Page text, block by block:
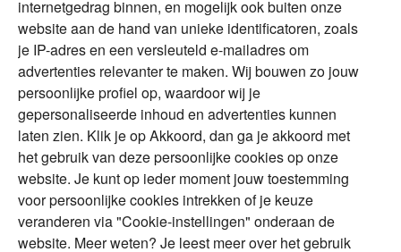
DGA
Erfenis
The Exit Years
Contact
Alles voor en over vermogenden.
Over ABN AMRO Veiligheid
Privacy & Cookies
Toegankelijkheid
Disclaimer RSS
internetgedrag binnen, en mogelijk ook buiten onze
website aan de hand van unieke identificatoren, zoals
je IP-adres en een versleuteld e-mailadres om
advertenties relevanter te maken. Wij bouwen zo jouw
persoonlijke profiel op, waardoor wij je
gepersonaliseerde inhoud en advertenties kunnen
laten zien. Klik je op Akkoord, dan ga je akkoord met
het gebruik van deze persoonlijke cookies op onze
website. Je kunt op ieder moment jouw toestemming
voor persoonlijke cookies intrekken of je keuze
veranderen via "Cookie-instellingen" onderaan de
website. Meer weten? Je leest meer over het gebruik